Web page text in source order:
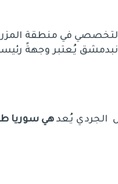
في منطقة
يُعتبر وجهةً
الجردي يُعدهي سوريا